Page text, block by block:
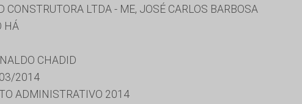
CONSTRUTORA LTDA - ME, JOSÉ CARLOS BARBOSA
HÁ
CHADID
2014
ADMINISTRATIVO 2014